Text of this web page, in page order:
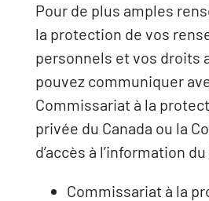
Pour de plus amples
la protection de vos
personnels et vos droits
pouvez communiquer
Commissariat à la
privée du Canada ou la
d’accès à l’information
Commissariat à la